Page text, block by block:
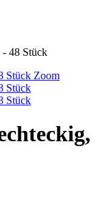
48 Stück
Zoom